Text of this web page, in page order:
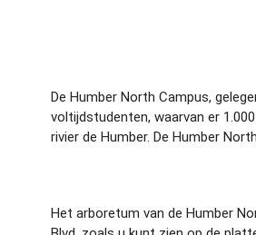
De Humber North Campus,
voltijdstudenten, waarvan er
rivier de Humber. De Humber
Het arboretum van de Humber